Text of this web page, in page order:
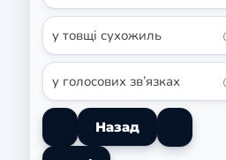
у товщі сухожиль
у голосових зв’язках